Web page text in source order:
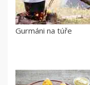
Gurmáni na túře